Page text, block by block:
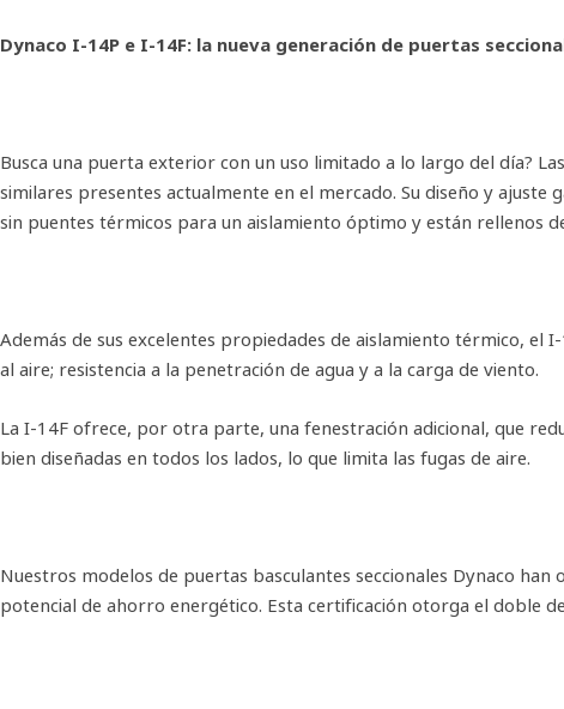
Dynaco I-14P e I-14F: la nueva generación de puertas
Busca una puerta exterior con un uso limitado a lo largo del día?
similares presentes actualmente en el mercado. Su diseño y
sin puentes térmicos para un aislamiento óptimo y están rellenos
Además de sus excelentes propiedades de aislamiento térmico, el
al aire; resistencia a la penetración de agua y a la carga de viento.
La I-14F ofrece, por otra parte, una fenestración adicional, que
bien diseñadas en todos los lados, lo que limita las fugas de aire.
Nuestros modelos de puertas basculantes seccionales Dynaco
potencial de ahorro energético. Esta certificación otorga el doble